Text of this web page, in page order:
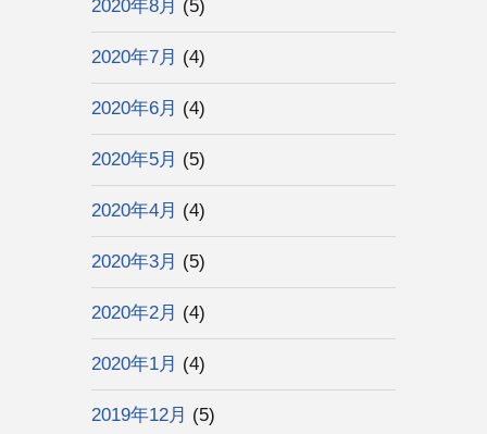
2020年8月 (5)
2020年7月 (4)
2020年6月 (4)
2020年5月 (5)
2020年4月 (4)
2020年3月 (5)
2020年2月 (4)
2020年1月 (4)
2019年12月 (5)